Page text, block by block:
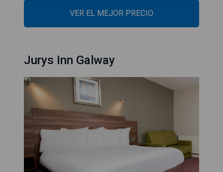
VER EL MEJOR PRECIO
Jurys Inn Galway